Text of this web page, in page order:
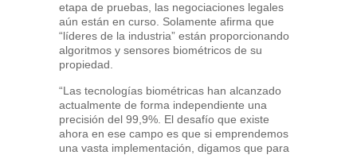
etapa de pruebas, las negociaciones legales
aún están en curso. Solamente afirma que
“líderes de la industria” están proporcionando
algoritmos y sensores biométricos de su
propiedad.
“Las tecnologías biométricas han alcanzado
actualmente de forma independiente una
precisión del 99,9%. El desafío que existe
ahora en ese campo es que si emprendemos
una vasta implementación, digamos que para